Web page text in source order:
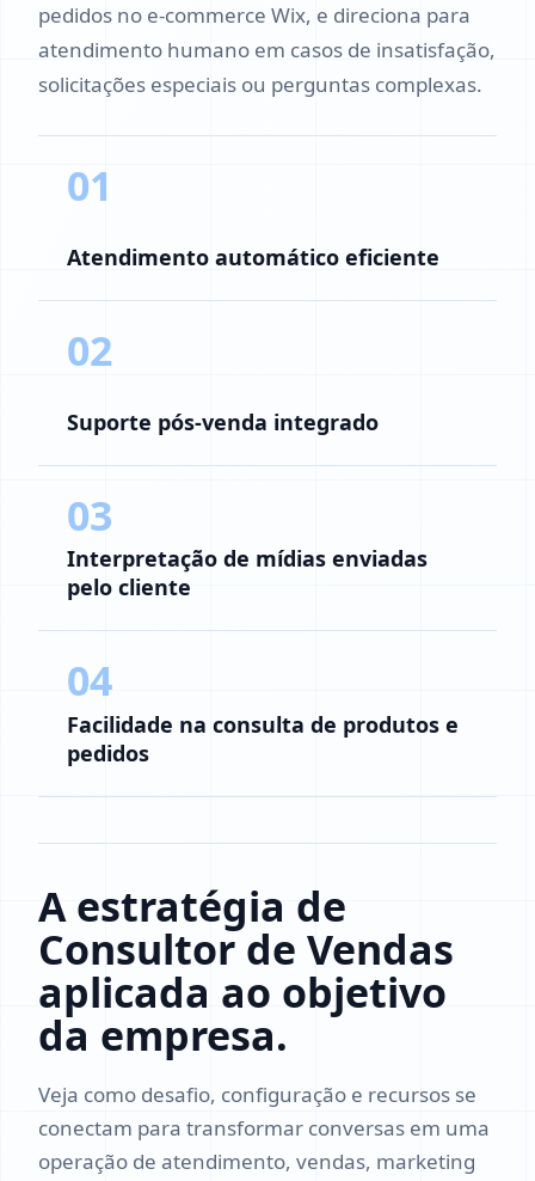
pedidos no e-commerce Wix, e direciona para
atendimento humano em casos de insatisfação,
solicitações especiais ou perguntas complexas.
01
Atendimento automático eficiente
02
Suporte pós-venda integrado
03
Interpretação de mídias enviadas
pelo cliente
04
Facilidade na consulta de produtos e
pedidos
A estratégia de
Consultor de Vendas
aplicada ao objetivo
da empresa.
Veja como desafio, configuração e recursos se
conectam para transformar conversas em uma
operação de atendimento, vendas, marketing